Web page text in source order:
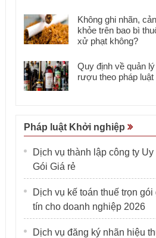
Không ghi nhãn,
khỏe trên bao bì
xử phạt không?
Quy định về quản
rượu theo pháp luật
Pháp luật Khởi nghiệp
Dịch vụ thành lập công ty Uy
Gói Giá rẻ
Dịch vụ kế toán thuế trọn gói
tín cho doanh nghiệp 2026
Dịch vụ đăng ký nhãn hiệu